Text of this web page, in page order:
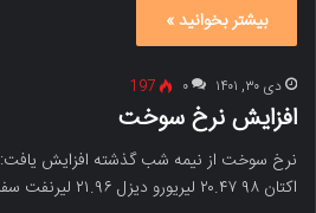
بیشتر بخوانید »
دی ۳۰, ۱۴۰۱ ۰ 197
افزایش نرخ سوخت
اکتان ۹۸ ۲۰.۴۷ لیریورو دیزل ۲۱.۹۶ لیرنفت سفید…